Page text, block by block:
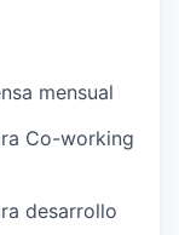
mensual
Co-working
desarrollo